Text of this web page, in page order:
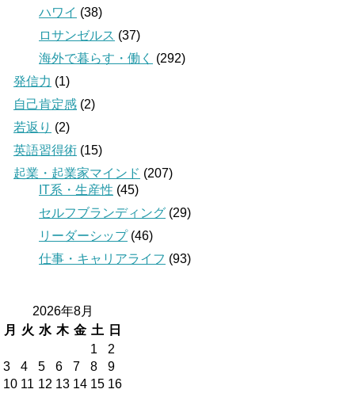
ハワイ (38)
ロサンゼルス (37)
海外で暮らす・働く
(292)
発信力 (1)
自己肯定感 (2)
若返り (2)
英語習得術 (15)
起業・起業家マインド (207)
IT系・生産性 (45)
セルフブランディング (29)
リーダーシップ(46)
仕事・キャリアライフ (93)
2026年8月
月
火 水 木 金 土
日
1
2
3
4 5 6 7 8
9
10 11 12 13 14 15 16